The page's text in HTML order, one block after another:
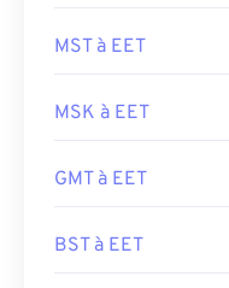
MST à EET
MSK à EET
GMT à EET
BST à EET